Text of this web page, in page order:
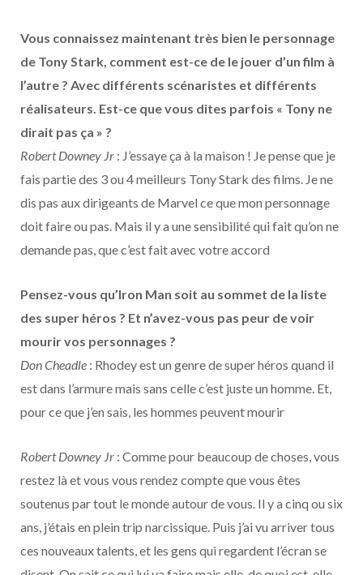
Vous connaissez maintenant très bien le personnage
de Tony Stark, comment est-ce de le jouer d’un film à
l’autre ? Avec différents scénaristes et différents
réalisateurs. Est-ce que vous dites parfois « Tony ne
dirait pas ça » ?
Robert Downey Jr : J’essaye ça à la maison ! Je pense que je
fais partie des 3 ou 4 meilleurs Tony Stark des films. Je ne
dis pas aux dirigeants de Marvel ce que mon personnage
doit faire ou pas. Mais il y a une sensibilité qui fait qu’on ne
demande pas, que c’est fait avec votre accord
Pensez-vous qu’Iron Man soit au sommet de la liste
des super héros ? Et n’avez-vous pas peur de voir
mourir vos personnages ?
Don Cheadle : Rhodey est un genre de super héros quand il
est dans l’armure mais sans celle c’est juste un homme. Et,
pour ce que j’en sais, les hommes peuvent mourir
Robert Downey Jr : Comme pour beaucoup de choses, vous
restez là et vous vous rendez compte que vous êtes
soutenus par tout le monde autour de vous. Il y a cinq ou six
ans, j’étais en plein trip narcissique. Puis j’ai vu arriver tous
ces nouveaux talents, et les gens qui regardent l’écran se